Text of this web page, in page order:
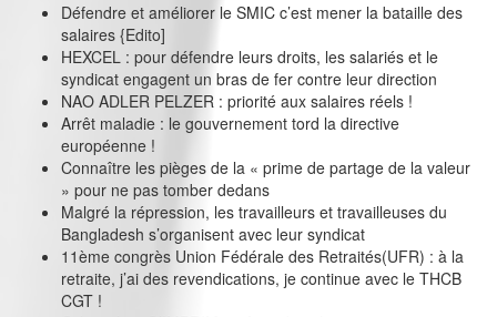
Défendre et améliorer le SMIC c’est mener la bataille des
salaires {Edito]
HEXCEL : pour défendre leurs droits, les salariés et le
syndicat engagent un bras de fer contre leur direction
NAO ADLER PELZER : priorité aux salaires réels !
Arrêt maladie : le gouvernement tord la directive
européenne !
Connaître les pièges de la « prime de partage de la valeur
» pour ne pas tomber dedans
Malgré la répression, les travailleurs et travailleuses du
Bangladesh s’organisent avec leur syndicat
11ème congrès Union Fédérale des Retraités(UFR) : à la
retraite, j’ai des revendications, je continue avec le THCB
CGT !